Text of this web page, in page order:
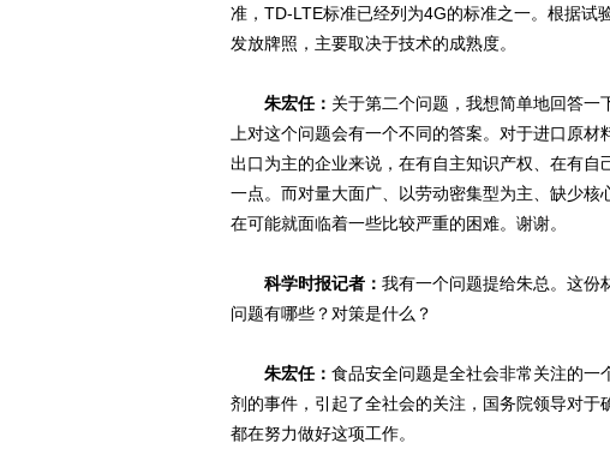
准，TD-LTE标准已经列为4G的标准之一。根据试
发放牌照，主要取决于技术的成熟度。
朱宏任： 关于第二个问题，我想简单地回答
上对这个问题会有一个不同的答案。对于进口原
出口为主的企业来说，在有自主知识产权、在有
一点。而对量大面广、以劳动密集型为主、缺少
在可能就面临着一些比较严重的困难。谢谢。
科学时报记者： 我有一个问题提给朱总。这份
问题有哪些？对策是什么？
朱宏任： 食品安全问题是全社会非常关注的一
剂的事件，引起了全社会的关注，国务院领导对
都在努力做好这项工作。